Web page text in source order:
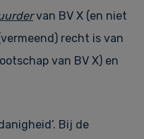
van BV X (en niet
recht is van
van BV X) en
Bij de